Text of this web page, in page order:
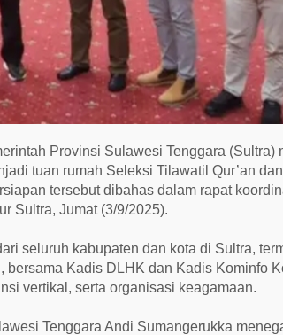
Provinsi Sulawesi Tenggara (Sultra)
tuan rumah Seleksi Tilawatil Qur’an
tersebut dibahas dalam rapat
Sultra, Jumat (3/9/2025).
seluruh kabupaten dan kota di Sultra,
bersama Kadis DLHK dan Kadis Kominfo
vertikal, serta organisasi keagamaan.
Tenggara Andi Sumangerukka